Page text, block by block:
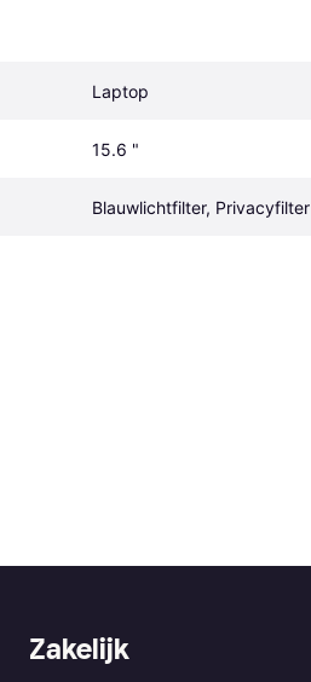
Laptop
15.6 "
Blauwlichtfilter, Privacyfilter
Zakelijk